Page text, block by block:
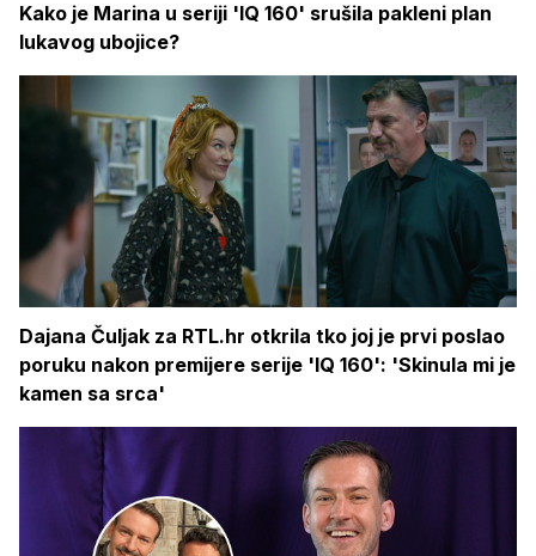
Kako je Marina u seriji 'IQ 160' srušila pakleni plan
lukavog ubojice?
Dajana Čuljak za RTL.hr otkrila tko joj je prvi poslao
poruku nakon premijere serije 'IQ 160': 'Skinula mi je
kamen sa srca'